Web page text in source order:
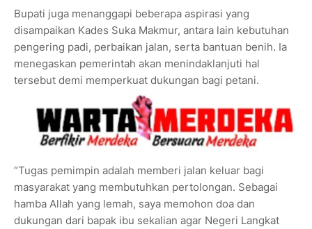
Bupati juga menanggapi beberapa aspirasi yang
disampaikan Kades Suka Makmur, antara lain kebutuhan
pengering padi, perbaikan jalan, serta bantuan benih. Ia
menegaskan pemerintah akan menindaklanjuti hal
tersebut demi memperkuat dukungan bagi petani.
“Tugas pemimpin adalah memberi jalan keluar bagi
masyarakat yang membutuhkan pertolongan. Sebagai
hamba Allah yang lemah, saya memohon doa dan
dukungan dari bapak ibu sekalian agar Negeri Langkat